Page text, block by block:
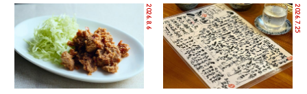
2026.8.6 2026.7.25